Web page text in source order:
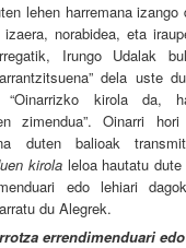
lehen harremana
norabidea, eta
Irungo Udalak
dela uste
“Oinarrizko kirola da,
zimendua”. Oinarri
duten balioak
kirola leloa hautatu
edo lehiari
du Alegrek.
errendimenduari